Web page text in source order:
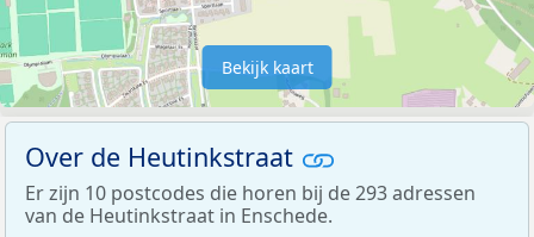
Bekijk kaart
Over de Heutinkstraat
Er zijn 10 postcodes die horen bij de 293 adressen
van de Heutinkstraat in Enschede.